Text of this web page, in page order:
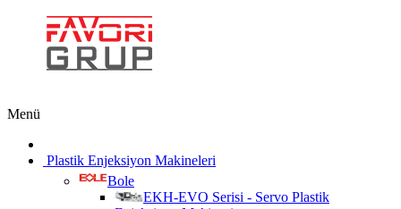
Menü
Plastik Enjeksiyon Makineleri
Bole
EKH-EVO Serisi - Servo Plastik